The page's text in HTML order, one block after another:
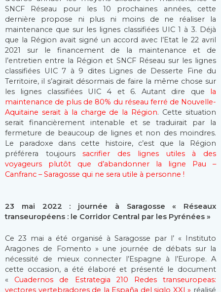
SNCF Réseau pour les 10 prochaines années, cette
dernière propose ni plus ni moins de ne réaliser la
maintenance que sur les lignes classifiées UIC 1 à 3. Déjà
que la Région avait signé un accord avec l’Etat le 22 avril
2021 sur le financement de la maintenance et de
l’entretien entre la Région et SNCF Réseau sur les lignes
classifiées UIC 7 à 9 dites Lignes de Desserte Fine du
Territoire, il s’agirait désormais de faire la même chose sur
les lignes classifiées UIC 4 et 6. Autant dire que la
maintenance de plus de 80% du réseau ferré de Nouvelle-
Aquitaine serait à la charge de la Région. Cette situation
serait financièrement intenable et se traduirait par la
fermeture de beaucoup de lignes et non des moindres.
Le paradoxe dans cette histoire, c’est que la Région
préférera toujourssacrifier des lignes utiles à des
voyageurs plutôt que d’abandonner la ligne Pau –
Canfranc – Saragosse qui ne sera utile à personne !
23 mai 2022 : journée à Saragosse « Réseaux
transeuropéens : le Corridor Central par les Pyrénées »
Ce 23 mai a été organisé à Saragosse par l’ « Instituto
Aragones de Fomento » une journée de débats sur la
nécessité de mieux connecter l’Espagne à l’Europe. A
cette occasion, a été élaboré et présenté le document
« Cuadernos de Estrategia 210 Redes transeuropeas:
vectores vertebradores de la España del siglo XXI » réalisé